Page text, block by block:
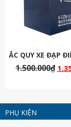
1.500.000₫
PHỤ KIỆN